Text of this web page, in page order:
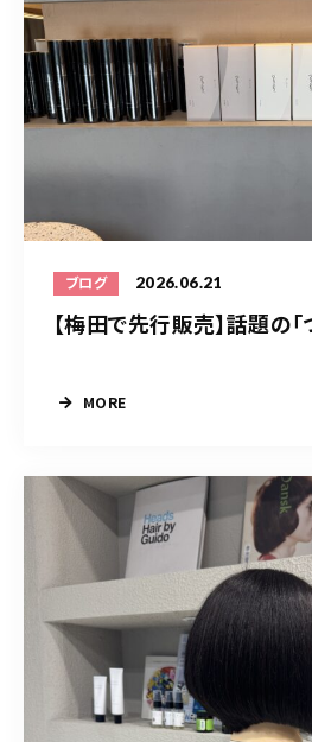
ブログ 2026.06.21
【梅田で先行販売】話題の
MORE